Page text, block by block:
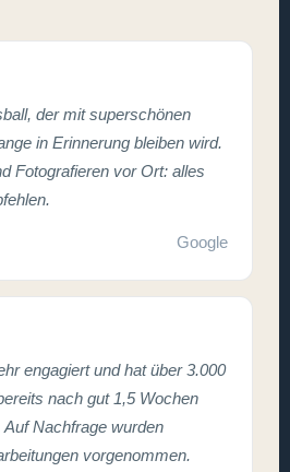
der mit superschönen
in Erinnerung bleiben wird.
Fotografieren vor Ort: alles
Google
engagiert und hat über 3.000
nach gut 1,5 Wochen
Nachfrage wurden
vorgenommen.